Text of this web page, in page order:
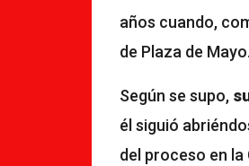
años cuando,
de Plaza de Mayo.
Según se supo,
él siguió
del proceso en la